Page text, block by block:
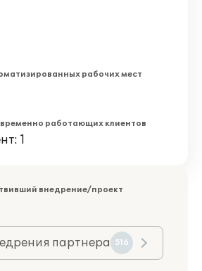
рабочих мест
работающих клиентов
1
внедрение/проект
партнера 516